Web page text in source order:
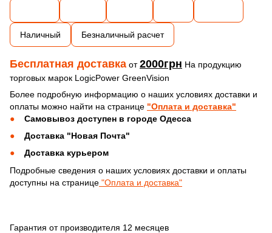
Наличный Безналичный расчет
Бесплатная доставка от2000грн На продукцию
торговых марок LogicPower GreenVision
Более подробную информацию о наших условиях доставки и
оплаты можно найти на странице "Оплата и доставка"
Самовывоз доступен в городе Одесса
Доставка "Новая Почта"
Доставка курьером
Подробные сведения о наших условиях доставки и оплаты
доступны на странице "Оплата и доставка"
Гарантия от производителя 12 месяцев